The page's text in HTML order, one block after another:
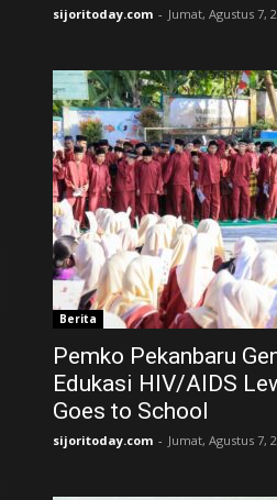
sijoritoday.com - Jumat, Agustus 7,
Berita
Pemko Pekanbaru
Edukasi HIV/AIDS
Goes to School
sijoritoday.com - Jumat, Agustus 7,